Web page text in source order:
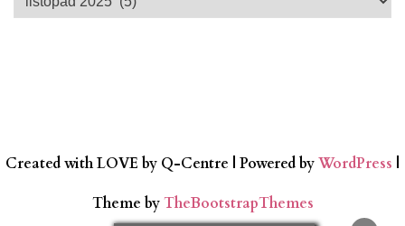
Created with LOVE by Q-Centre | Powered byWordPress |
Theme byTheBootstrapThemes